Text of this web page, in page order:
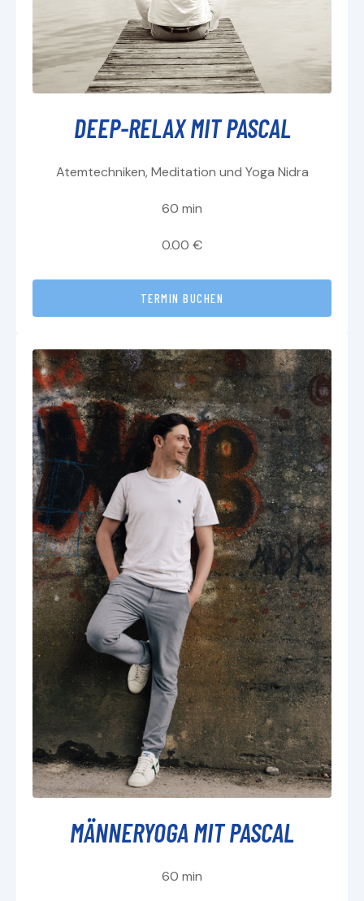
DEEP-RELAX MIT PASCAL
Atemtechniken, Meditation und Yoga Nidra
60 min
0.00 €
TERMIN BUCHEN
MÄNNERYOGA MIT PASCAL
60 min